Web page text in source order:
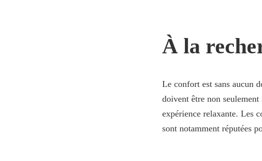
À la
Le confort est sans aucun
doivent être non
expérience relaxante. Les
sont notamment réputées